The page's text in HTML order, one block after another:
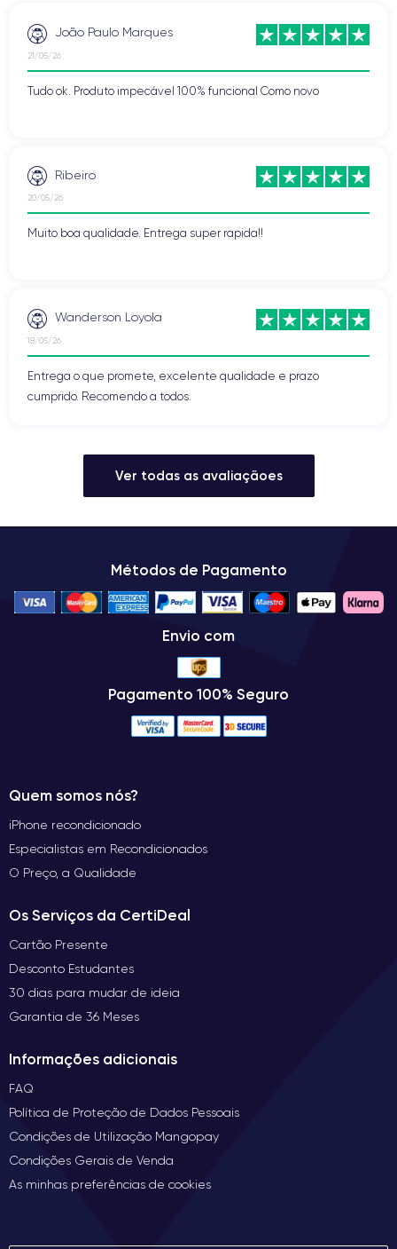
João Paulo Marques
21/05/26
Tudo ok. Produto impecável 100% funcional Como novo
Ribeiro
20/05/26
Muito boa qualidade. Entrega super rapida!!
Wanderson Loyola
18/05/26
Entrega o que promete, excelente qualidade e prazo
cumprido. Recomendo a todos.
Ver todas as avaliaçãoes
Métodos de Pagamento
Envio com
Pagamento 100% Seguro
Quem somos nós?
iPhone recondicionado
Especialistas em Recondicionados
O Preço, a Qualidade
Os Serviços da CertiDeal
Cartão Presente
Desconto Estudantes
30 dias para mudar de ideia
Garantia de 36 Meses
Informações adicionais
FAQ
Política de Proteção de Dados Pessoais
Condições de Utilização Mangopay
Condições Gerais de Venda
As minhas preferências de cookies